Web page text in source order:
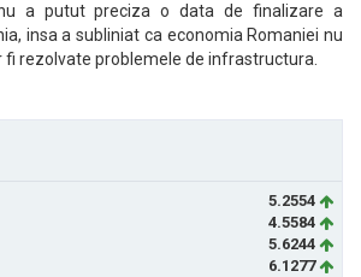
a putut preciza o data de finalizare a
insa a subliniat ca economia Romaniei nu
fi rezolvate problemele de infrastructura.
5.2554
4.5584
5.6244
6.1277